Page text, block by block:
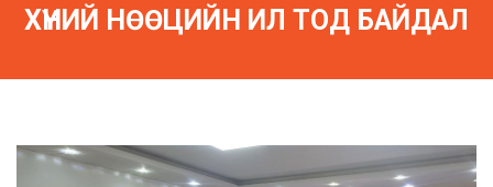
ХҮНИЙ НӨӨЦИЙН ИЛ ТОД БАЙДАЛ